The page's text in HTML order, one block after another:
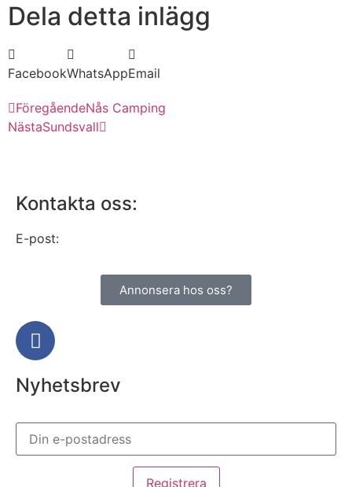
Dela detta inlägg
FacebookWhatsAppEmail
FöregåendeNås Camping
NästaSundsvall
Kontakta oss:
E-post:
Annonsera hos oss?
Nyhetsbrev